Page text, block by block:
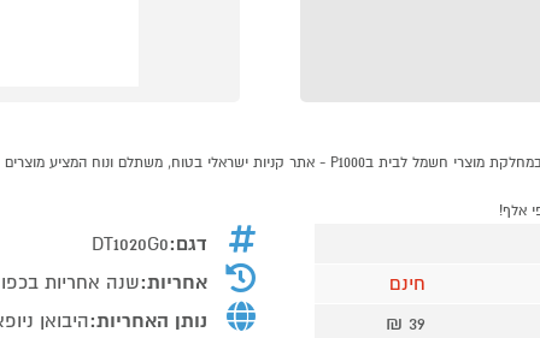
חינם
39 ₪
דגם:DT1020G0
אחריות:שנה אחריות
נותן האחריות:היבואן